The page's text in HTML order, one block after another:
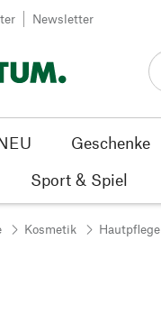
Newsletter
Geschenke
Sport & Spiel
Kosmetik Hautpflege